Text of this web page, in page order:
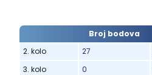
Broj bodova
2. kolo
27
3. kolo
0